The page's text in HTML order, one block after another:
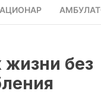
жизни без